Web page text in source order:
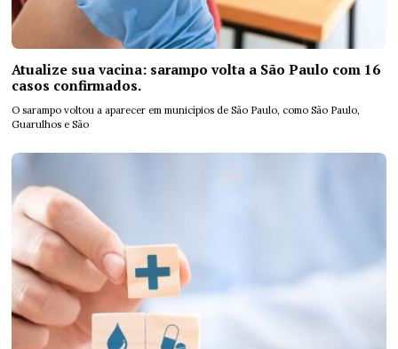
Atualize sua vacina: sarampo volta a São Paulo com 16
casos confirmados.
O sarampo voltou a aparecer em municípios de São Paulo, como São Paulo,
Guarulhos e São